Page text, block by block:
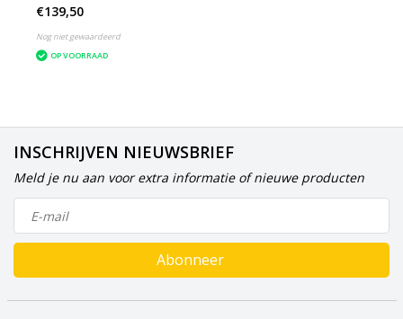
€139,50
Nog niet gewaardeerd
OP VOORRAAD
INSCHRIJVEN NIEUWSBRIEF
Meld je nu aan voor extra informatie of nieuwe producten
Abonneer